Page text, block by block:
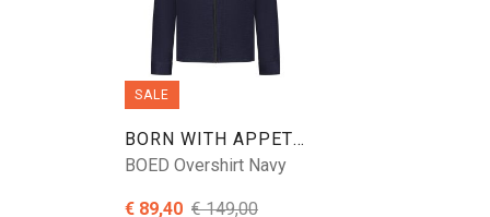
SALE
BORN WITH APPETITE
BOED Overshirt Navy
€ 89,40 € 149,00